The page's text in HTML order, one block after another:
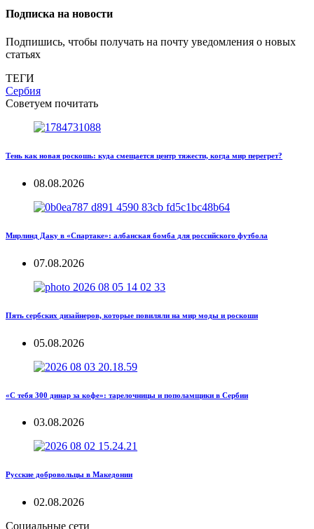
Подписка на новости
Подпишись, чтобы получать на почту уведомления о новых
статьях
ТЕГИ
Сербия
Советуем почитать
Тень как новая роскошь: куда смещается центр тяжести, когда мир перегрет?
08.08.2026
Мирлинд Даку в «Спартаке»: албанская бомба для российского футбола
07.08.2026
Пять сербских дизайнеров, которые повиляли на мир моды и роскоши
05.08.2026
«С тебя 300 динар за кофе»: тарелочницы и пополамщики в Сербии
03.08.2026
Русские добровольцы в Македонии
02.08.2026
Социальные сети